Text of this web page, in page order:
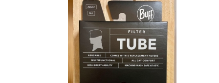
était :
CHF 15.00.
est :
CHF 9.00.